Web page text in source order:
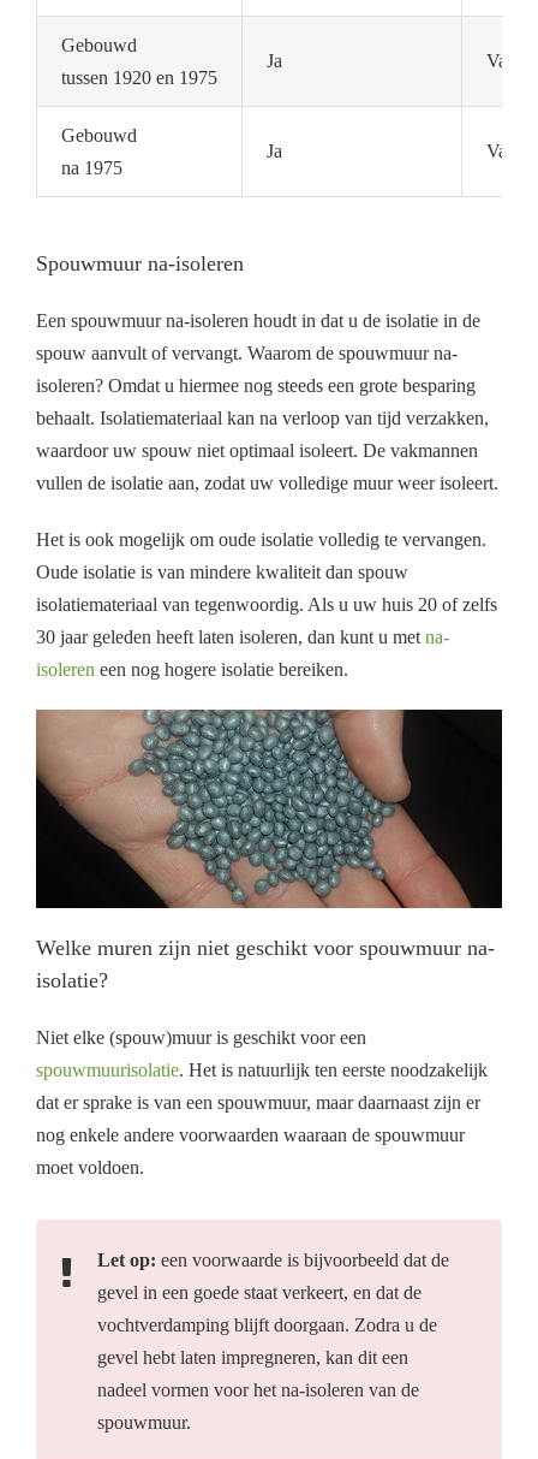
Gebouwd
tussen 1920 en 1975
Ja Vaak
Gebouwd
na 1975
Ja Vaak
Spouwmuur na-isoleren
Een spouwmuur na-isoleren houdt in dat u de isolatie in de
spouw aanvult of vervangt. Waarom de spouwmuur na-
isoleren? Omdat u hiermee nog steeds een grote besparing
behaalt. Isolatiemateriaal kan na verloop van tijd verzakken,
waardoor uw spouw niet optimaal isoleert. De vakmannen
vullen de isolatie aan, zodat uw volledige muur weer isoleert.
Het is ook mogelijk om oude isolatie volledig te vervangen.
Oude isolatie is van mindere kwaliteit dan spouw
isolatiemateriaal van tegenwoordig. Als u uw huis 20 of zelfs
30 jaar geleden heeft laten isoleren, dan kunt u met na-
isoleren een nog hogere isolatie bereiken.
Welke muren zijn niet geschikt voor spouwmuur na-
isolatie?
Niet elke (spouw)muur is geschikt voor een
spouwmuurisolatie. Het is natuurlijk ten eerste noodzakelijk
dat er sprake is van een spouwmuur, maar daarnaast zijn er
nog enkele andere voorwaarden waaraan de spouwmuur
moet voldoen.
Let op: een voorwaarde is bijvoorbeeld dat de
gevel in een goede staat verkeert, en dat de
vochtverdamping blijft doorgaan. Zodra u de
gevel hebt laten impregneren, kan dit een
nadeel vormen voor het na-isoleren van de
spouwmuur.